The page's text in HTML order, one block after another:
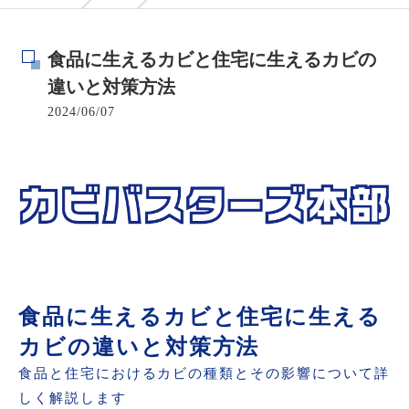
食品に生えるカビと住宅に生えるカビの
違いと対策方法
2024/06/07
食品に生えるカビと住宅に生える
カビの違いと対策方法
食品と住宅におけるカビの種類とその影響について詳
しく解説します